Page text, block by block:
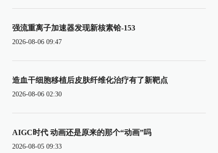
强流重离子加速器发现新核素铪-153
2026-08-06 09:47
造血干细胞移植后皮肤纤维化治疗有了新靶点
2026-08-06 02:30
AIGC时代 动画还是原来的那个“动画”吗
2026-08-05 09:33